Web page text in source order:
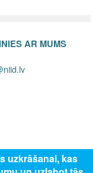
AR MUMS
uzkrāšanai, kas